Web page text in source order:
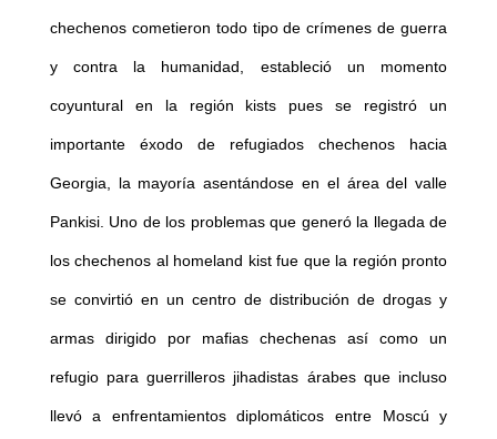
chechenos cometieron todo tipo de crímenes de guerra
y contra la humanidad, estableció un momento
coyuntural en la región kists pues se registró un
importante éxodo de refugiados chechenos hacia
Georgia, la mayoría asentándose en el área del valle
Pankisi. Uno de los problemas que generó la llegada de
los chechenos al homeland kist fue que la región pronto
se convirtió en un centro de distribución de drogas y
armas dirigido por mafias chechenas así como un
refugio para guerrilleros jihadistas árabes que incluso
llevó a enfrentamientos diplomáticos entre Moscú y